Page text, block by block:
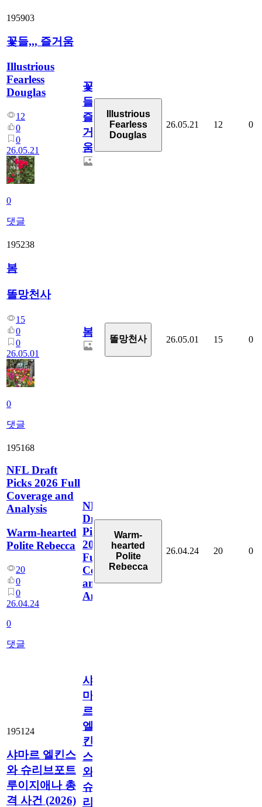
195903
꽃들,,, 즐거움
Illustrious
Fearless
Douglas
12
0
0
26.05.21
0
댓글
꽃
들,,,
즐
거
움
Illustrious
Fearless
Douglas
26.05.21 12 0
195238
봄
똘망천사
15
0
0
26.05.01
0
댓글
봄
똘망천사 26.05.01 15 0
195168
NFL Draft
Picks 2026 Full
Coverage and
Analysis
Warm-hearted
Polite Rebecca
20
0
0
26.04.24
0
댓글
NFL
Draft
Picks
2026
Full
Coverage
and
Analysis
Warm-
hearted
Polite
Rebecca
26.04.24 20 0
195124
샤마르 엘킨스
와 슈리브포트
루이지애나 총
격 사건 (2026)
샤
마
르
엘
킨
스
와
슈
리